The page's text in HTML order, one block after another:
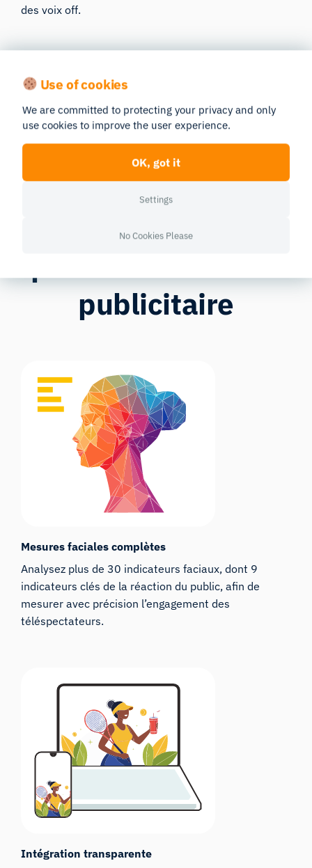
des voix off.
Pourquoi les
marques font
confiance à notre
publicitaire
Mesures faciales complètes
Analysez plus de 30 indicateurs faciaux, dont 9
indicateurs clés de la réaction du public, afin de
mesurer avec précision l’engagement des
téléspectateurs.
Intégration transparente
Use of cookies
We are committed to protecting your privacy and only
use cookies to improve the user experience.
OK, got it
Settings
No Cookies Please